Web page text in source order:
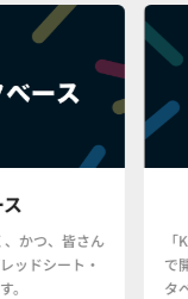
かつ、皆さん
ッドシート・
。
で
タ